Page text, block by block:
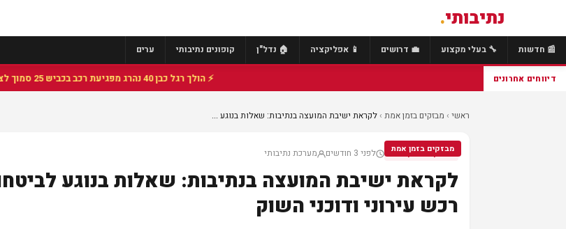
נתיבותי.
📰 חדשות 🔧 בעלי מקצוע 💼 דרושים 📱 אפליקציה 🏠 נדל"ן קופונים נתיבותי ערים
דיווחים אחרונים ⚡ הולך רגל כבן 40 נהרג מפגיעת רכב בכביש 25 סמוך לצומת הנשיא, מתנדבי זק"א פועלו בזירה
ראשי › מבזקים בזמן אמת ›לקראת ישיבת המועצה בנתיבות: שאלות בנוגע ...
מבזקים בזמן אמת
מבזקים בזמן אמת לפני 3 חודשים מערכת נתיבותי
לקראת ישיבת המועצה בנתיבות: שאלות בנוגע
רכש עירוני ודוכני השוק